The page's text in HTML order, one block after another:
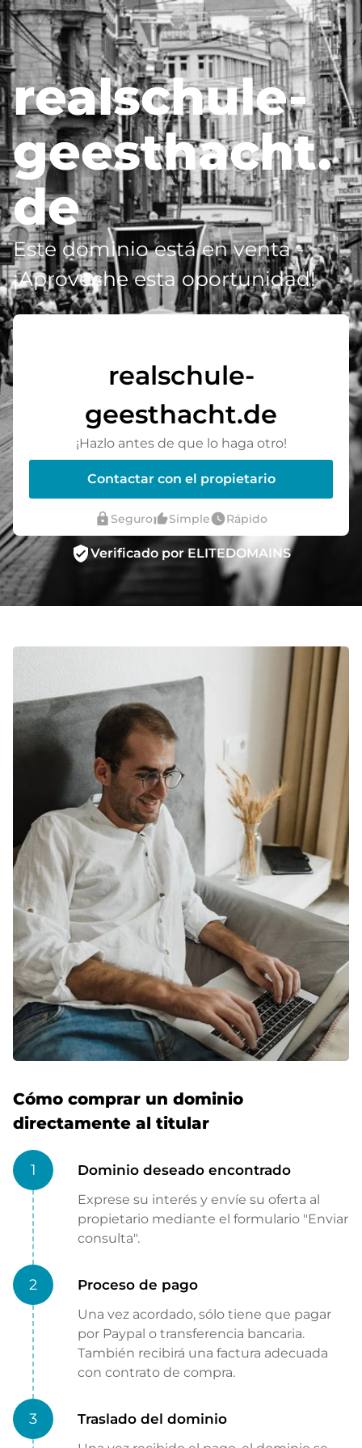
realschule-
geesthacht.
de
Este dominio está en venta -
¡Aproveche esta oportunidad!
realschule-
geesthacht.de
¡Hazlo antes de que lo haga otro!
Contactar con el propietario
lock Segurothumb_up_altSimplewatch_laterRápido
verified_userVerificado por ELITEDOMAINS
Cómo comprar un dominio
directamente al titular
1 Dominio deseado encontrado
Exprese su interés y envíe su oferta al
propietario mediante el formulario "Enviar
consulta".
2 Proceso de pago
Una vez acordado, sólo tiene que pagar
por Paypal o transferencia bancaria.
También recibirá una factura adecuada
con contrato de compra.
3 Traslado del dominio